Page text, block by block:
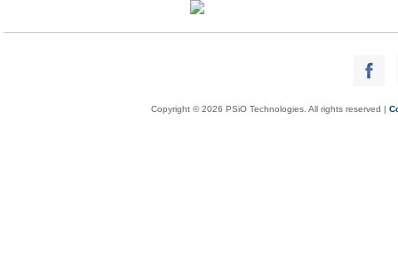
Copyright © 2026 PSiO Technologies. All rights reserved |